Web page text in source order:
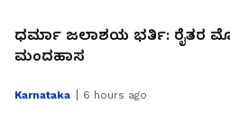
ಧರ್ಮಾ ಜಲಾಶಯ ಭರ್ತಿ: ರೈತರ ಮೊಗದಲ್ಲಿ
ಮಂದಹಾಸ
Karnataka 6 hours ago